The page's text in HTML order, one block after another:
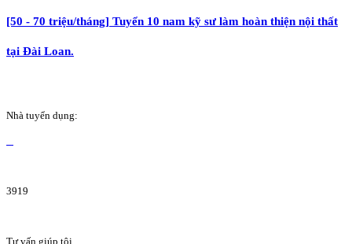
[50 - 70 triệu/tháng] Tuyển 10 nam kỹ sư làm hoàn thiện nội thất
tại Đài Loan.
Nhà tuyển dụng:
3919
Tư vấn giúp tôi